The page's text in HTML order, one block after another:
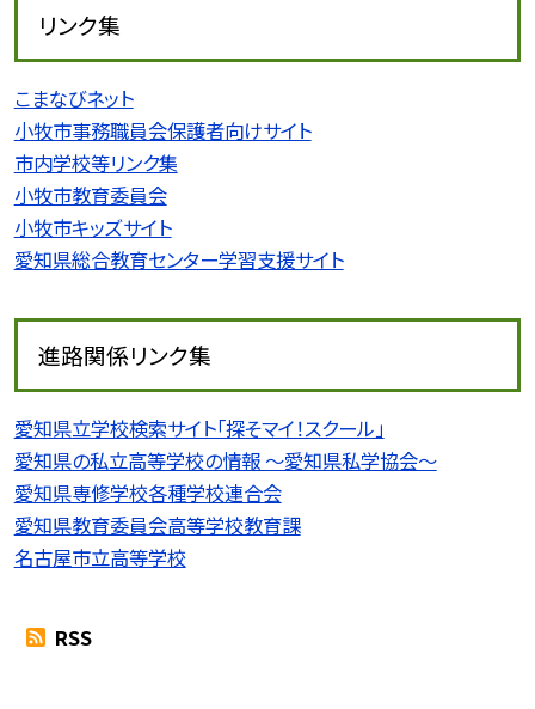
リンク集
こまなびネット
小牧市事務職員会保護者向けサイト
市内学校等リンク集
小牧市教育委員会
小牧市キッズサイト
愛知県総合教育センター学習支援サイト
進路関係リンク集
愛知県立学校検索サイト「探そマイ！スクール」
愛知県の私立高等学校の情報 〜愛知県私学協会〜
愛知県専修学校各種学校連合会
愛知県教育委員会高等学校教育課
名古屋市立高等学校
RSS